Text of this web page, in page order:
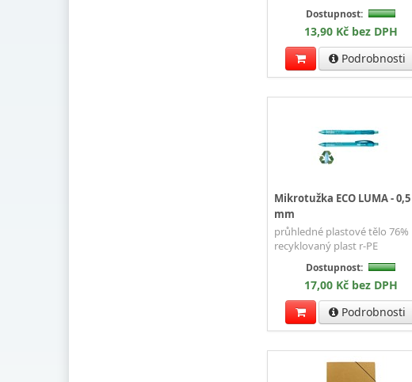
Dostupnost:
13,90 Kč bez DPH
Podrobnosti
Mikrotužka ECO LUMA - 0,5
mm
průhledné plastové tělo 76%
recyklovaný plast r-PE
Dostupnost:
17,00 Kč bez DPH
Podrobnosti